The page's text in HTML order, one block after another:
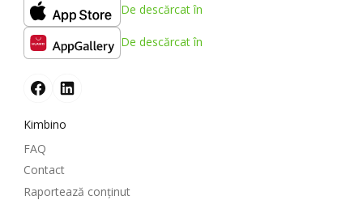
De descărcat în
De descărcat în
Kimbino
FAQ
Contact
Raportează conținut